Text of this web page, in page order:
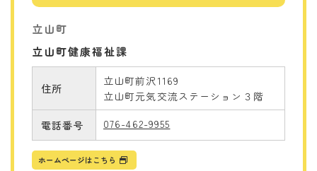
立山町
立山町健康福祉課
住所
立山町前沢1169
立山町元気交流ステーション３階
電話番号 076-462-9955
ホームページはこちら